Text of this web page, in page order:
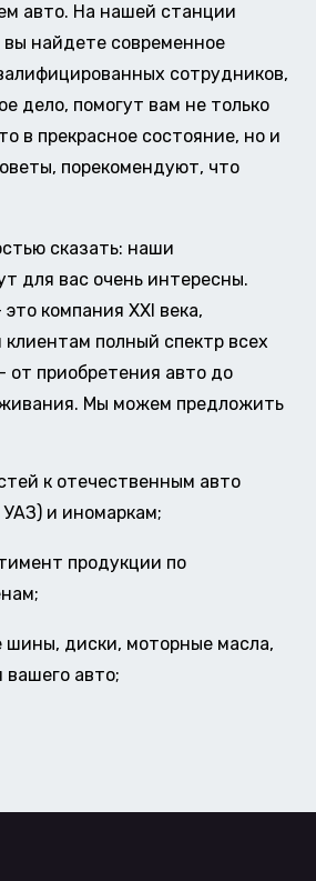
авто. На нашей станции
найдете современное
сотрудников,
дело, помогут вам не только
в прекрасное состояние, но и
порекомендуют, что
сказать: наши
для вас очень интересны.
компания XXI века,
полный спектр всех
от приобретения авто до
Мы можем предложить
к отечественным авто
и иномаркам;
продукции по
шины, диски, моторные масла,
вашего авто;